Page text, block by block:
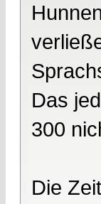
Das
300
Die